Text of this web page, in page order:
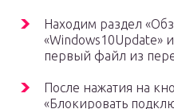
Находим раздел
«Windows10Update»
первый файл из
После нажатия на
«Блокировать